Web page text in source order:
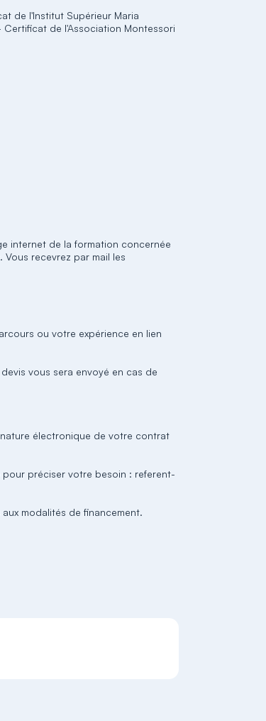
de l'Institut Supérieur Maria
Certificat de l'Association Montessori
internet de la formation concernée
recevrez par mail les
ou votre expérience en lien
vous sera envoyé en cas de
électronique de votre contrat
préciser votre besoin : referent-
modalités de financement.